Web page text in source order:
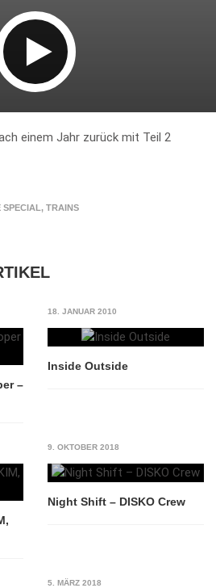
einem Jahr zurück mit Teil 2
SPECIAL , TRAINS
–
18. JANUAR 2010
Inside Outside
9. OKTOBER 2018
Night Shift – DISKO Crew
5. MÄRZ 2018